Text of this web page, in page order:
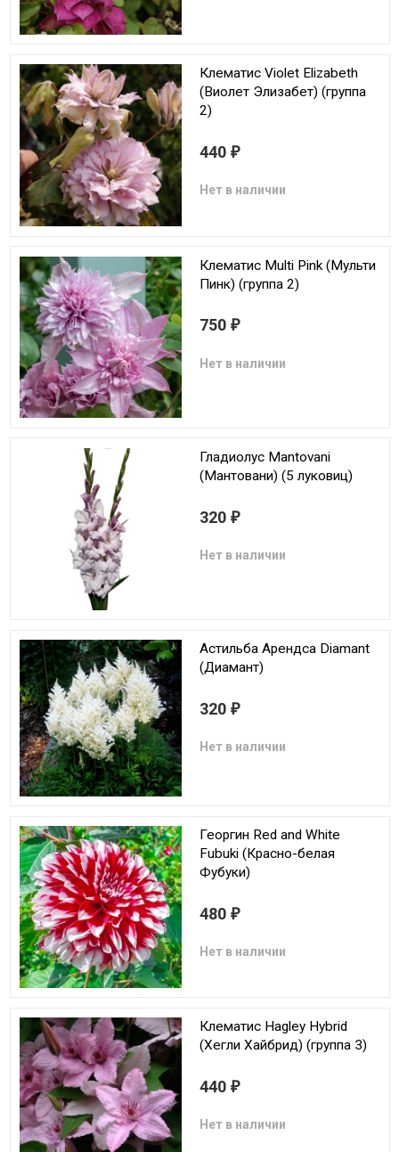
Клематис Violet Elizabeth
(Виолет Элизабет) (группа
2)
440 ₽
Нет в наличии
Клематис Multi Pink (Мульти
Пинк) (группа 2)
750 ₽
Нет в наличии
Гладиолус Mantovani
(Мантовани) (5 луковиц)
320 ₽
Нет в наличии
Астильба Арендса Diamant
(Диамант)
320 ₽
Нет в наличии
Георгин Red and White
Fubuki (Красно-белая
Фубуки)
480 ₽
Нет в наличии
Клематис Hagley Hybrid
(Хегли Хайбрид) (группа 3)
440 ₽
Нет в наличии